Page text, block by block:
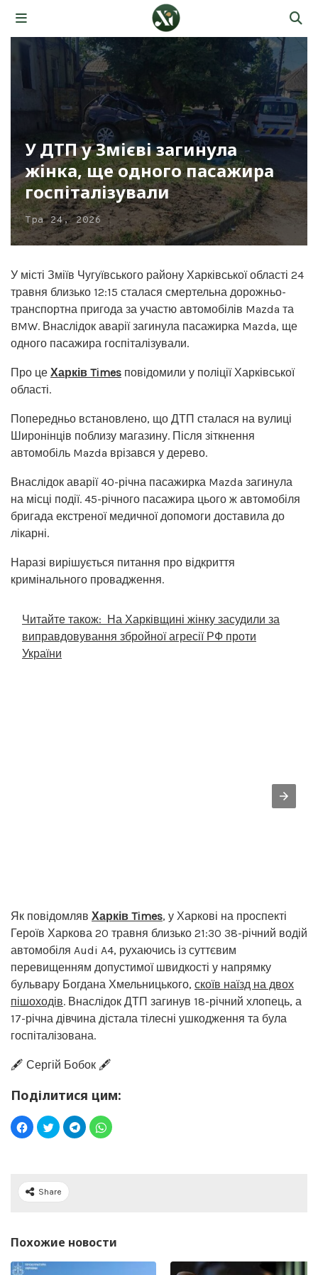
У ДТП у Змієві загинула
жінка, ще одного пасажира
госпіталізували
Тра 24, 2026
У місті Зміїв Чугуївського району Харківської області 24
травня близько 12:15 сталася смертельна дорожньо-
транспортна пригода за участю автомобілів Mazda та
BMW. Внаслідок аварії загинула пасажирка Mazda, ще
одного пасажира госпіталізували.
Про це Харків Times повідомили у поліції Харківської
області.
Попередньо встановлено, що ДТП сталася на вулиці
Широнінців поблизу магазину. Після зіткнення
автомобіль Mazda врізався у дерево.
Внаслідок аварії 40-річна пасажирка Mazda загинула
на місці події. 45-річного пасажира цього ж автомобіля
бригада екстреної медичної допомоги доставила до
лікарні.
Наразі вирішується питання про відкриття
кримінального провадження.
Читайте також: На Харківщині жінку засудили за
виправдовування збройної агресії РФ проти
України
Як повідомляв Харків Times, у Харкові на проспекті
Героїв Харкова 20 травня близько 21:30 38-річний водій
автомобіля Audi A4, рухаючись із суттєвим
перевищенням допустимої швидкості у напрямку
бульвару Богдана Хмельницького, скоїв наїзд на двох
пішоходів. Внаслідок ДТП загинув 18-річний хлопець, а
17-річна дівчина дістала тілесні ушкодження та була
госпіталізована.
🖋️ Сергій Бобок 🖋️
Поділитися цим:
Share
Похожие новости